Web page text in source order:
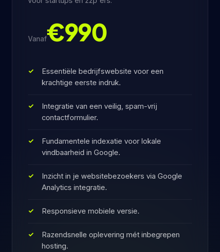
Vanaf€990
Essentiële bedrijfswebsite voor een
krachtige eerste indruk.
Integratie van een veilig, spam-vrij
contactformulier.
Fundamentele indexatie voor lokale
vindbaarheid in Google.
Inzicht in je websitebezoekers via Google
Analytics integratie.
Responsieve mobiele versie.
Razendsnelle oplevering mét inbegrepen
hosting.